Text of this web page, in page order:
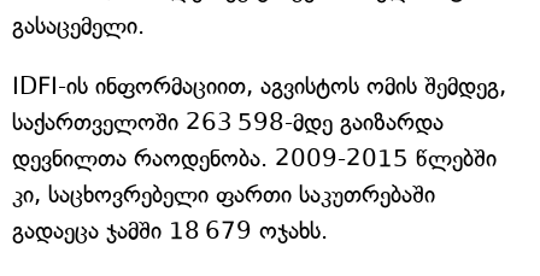
გასაცემელი.
IDFI-ის ინფორმაციით, აგვისტოს ომის შემდეგ,
საქართველოში 263 598-მდე გაიზარდა
დევნილთა რაოდენობა. 2009-2015 წლებში
კი, საცხოვრებელი ფართი საკუთრებაში
გადაეცა ჯამში 18 679 ოჯახს.